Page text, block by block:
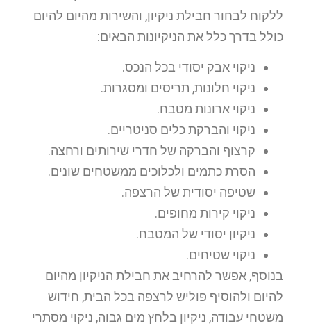
ללקוח לבחור חבילת ניקיון, והשירות מהיום להיום
כולל בדרך כלל את הניקיונות הבאים:
ניקוי אבק יסודי בכל הנכס.
ניקוי חלונות, תריסים ומסגרות.
ניקוי ארונות מטבח.
ניקוי והברקת כלים סניטריים.
קרצוף והברקה של חדרי שירותים ורחצה.
הסרת כתמים ולכלוכים ממשטחים שונים.
שטיפה יסודית של הרצפה.
ניקוי קירות מחופים.
ניקיון יסודי של המטבח.
ניקוי שטיחים.
בנוסף, אפשר להרחיב את חבילת הניקיון מהיום
להיום ולהוסיף פוליש לרצפה בכל הבית, חידוש
משטחי עבודה, ניקיון בלחץ מים גבוה, ניקוי מסתרי